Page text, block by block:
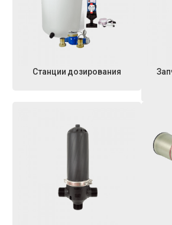
Станции дозирования